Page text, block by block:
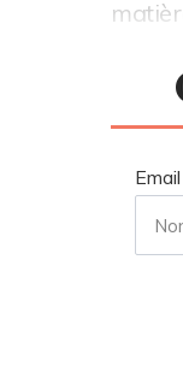
Email